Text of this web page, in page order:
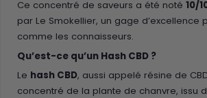
Ce concentré de saveurs a été noté 10/
par Le Smokellier, un gage d’excellence
comme les connaisseurs.
Qu’est-ce qu’un Hash CBD ?
Le hash CBD, aussi appelé résine de
concentré de la plante de chanvre, issu